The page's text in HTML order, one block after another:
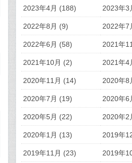
2023年4月 (188) 2023年3
2022年8月 (9) 2022年7
2022年6月 (58) 2021年
2021年10月 (2) 2021年4
2020年11月 (14) 2020年8
2020年7月 (19) 2020年6
2020年5月 (22) 2020年2
2020年1月 (13) 2019年
2019年11月 (23) 2019年